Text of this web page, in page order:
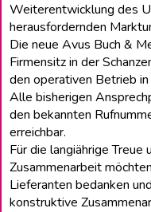
Weiterentwicklung des
herausfordernden
Die neue Avus Buch &
Firmensitz in der
den operativen Betrieb
Alle bisherigen
den bekannten
erreichbar.
Für die langiährige Treue
Zusammenarbeit
Lieferanten bedanken
konstruktive